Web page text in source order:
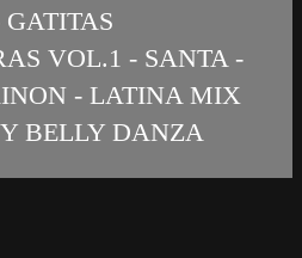
VOL.1 - SANTA -
- LATINA MIX
BELLY DANZA